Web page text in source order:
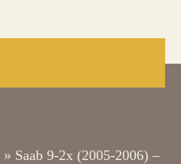
» Saab 9-2x (2005-2006) –